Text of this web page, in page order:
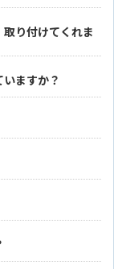
り付けてくれま
ますか？